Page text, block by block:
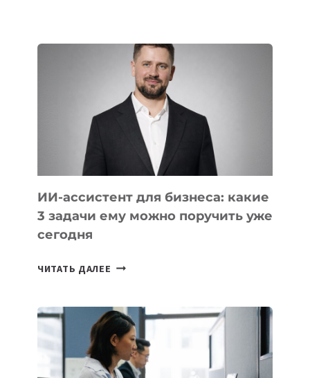
КОТОРЫЕ
РАЗВИВАЮТ
ТЕХНОЛОГИЧЕСКОЕ
ОБРАЗОВАНИЕ
ТАДЖИКИСТАНА
ИИ-ассистент для бизнеса: какие
3 задачи ему можно поручить уже
сегодня
ЧИТАТЬ ДАЛЕЕ ИИ-
БИЗНЕСА:
КАКИЕ
3
ЗАДАЧИ